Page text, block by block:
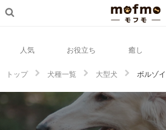
人気 お役立ち 癒し
トップ 犬種一覧 大型犬 ボルゾイ